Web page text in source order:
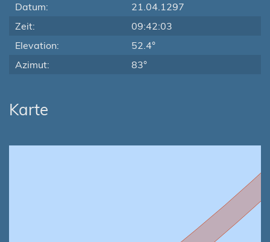
Datum:
21.04.1297
Zeit:
09:42:03
Elevation:
52.4°
Azimut:
83°
Karte